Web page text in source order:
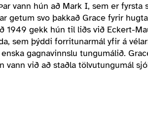
vann hún að Mark I, sem er fyrsta
svo þakkað Grace fyrir
1949 gekk hún til liðs við Eckert-
sem þýddi forritunarmál yfir á
gagnavinnslu tungumálið.
við að staðla tölvutungumál